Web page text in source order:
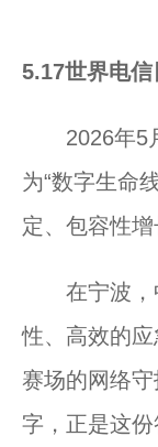
5.17世界电信
2026年5月
为“数字生命
定、包容性增
在宁波，中
性、高效的
赛场的网络
字，正是这份